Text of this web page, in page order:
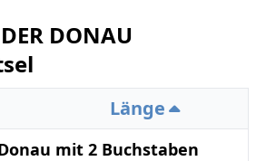
DONAU
Länge
mit 2 Buchstaben